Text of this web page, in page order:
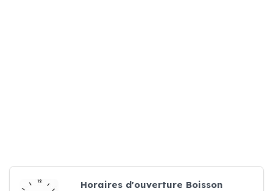
Horaires d'ouverture Boisson